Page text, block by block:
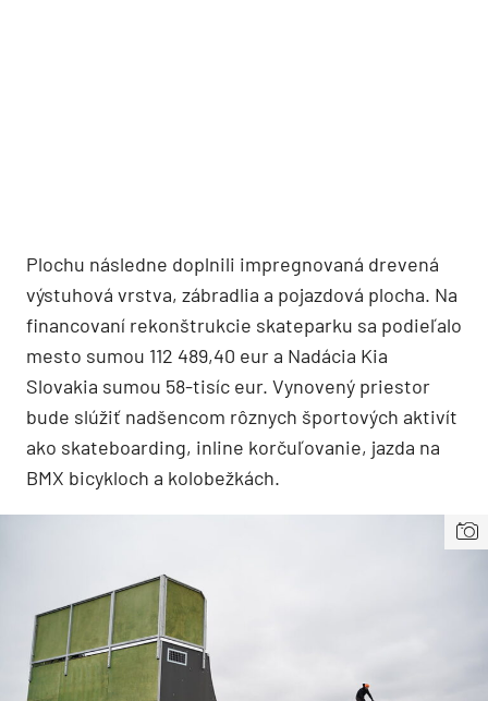
Plochu následne doplnili impregnovaná drevená
výstuhová vrstva, zábradlia a pojazdová plocha. Na
financovaní rekonštrukcie skateparku sa podieľalo
mesto sumou 112 489,40 eur a Nadácia Kia
Slovakia sumou 58-tisíc eur. Vynovený priestor
bude slúžiť nadšencom rôznych športových aktivít
ako skateboarding, inline korčuľovanie, jazda na
BMX bicykloch a kolobežkách.